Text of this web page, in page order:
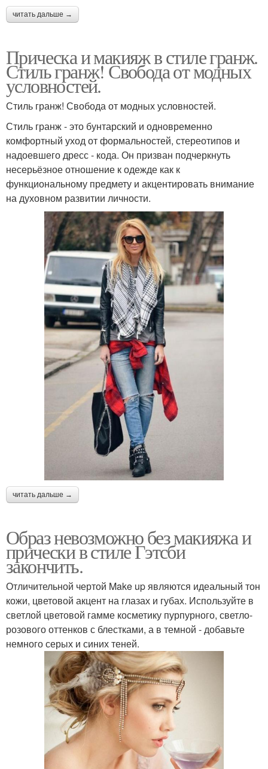
читать дальше →
Прическа и макияж в стиле гранж.
Стиль гранж! Свобода от модных
условностей.
Стиль гранж! Свобода от модных условностей.
Стиль гранж - это бунтарский и одновременно
комфортный уход от формальностей, стереотипов и
надоевшего дресс - кода. Он призван подчеркнуть
несерьёзное отношение к одежде как к
функциональному предмету и акцентировать внимание
на духовном развитии личности.
читать дальше →
Образ невозможно без макияжа и
прически в стиле Гэтсби
закончить.
Отличительной чертой Make up являются идеальный тон
кожи, цветовой акцент на глазах и губах. Используйте в
светлой цветовой гамме косметику пурпурного, светло-
розового оттенков с блестками, а в темной - добавьте
немного серых и синих теней.